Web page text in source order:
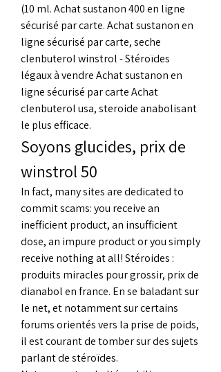
(10 ml. Achat sustanon 400 en ligne
sécurisé par carte. Achat sustanon en
ligne sécurisé par carte, seche
clenbuterol winstrol - Stéroïdes
légaux à vendre Achat sustanon en
ligne sécurisé par carte Achat
clenbuterol usa, steroide anabolisant
le plus efficace.
Soyons glucides, prix de
winstrol 50
In fact, many sites are dedicated to
commit scams: you receive an
inefficient product, an insufficient
dose, an impure product or you simply
receive nothing at all! Stéroides :
produits miracles pour grossir, prix de
dianabol en france. En se baladant sur
le net, et notamment sur certains
forums orientés vers la prise de poids,
il est courant de tomber sur des sujets
parlant de stéroïdes.